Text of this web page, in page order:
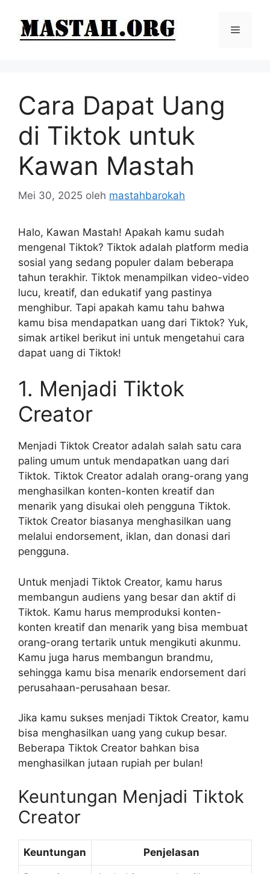
Menu
Cara Dapat Uang
di Tiktok untuk
Kawan Mastah
Mei 30, 2025 oleh mastahbarokah
Halo, Kawan Mastah! Apakah kamu sudah
mengenal Tiktok? Tiktok adalah platform media
sosial yang sedang populer dalam beberapa
tahun terakhir. Tiktok menampilkan video-video
lucu, kreatif, dan edukatif yang pastinya
menghibur. Tapi apakah kamu tahu bahwa
kamu bisa mendapatkan uang dari Tiktok? Yuk,
simak artikel berikut ini untuk mengetahui cara
dapat uang di Tiktok!
1. Menjadi Tiktok
Creator
Menjadi Tiktok Creator adalah salah satu cara
paling umum untuk mendapatkan uang dari
Tiktok. Tiktok Creator adalah orang-orang yang
menghasilkan konten-konten kreatif dan
menarik yang disukai oleh pengguna Tiktok.
Tiktok Creator biasanya menghasilkan uang
melalui endorsement, iklan, dan donasi dari
pengguna.
Untuk menjadi Tiktok Creator, kamu harus
membangun audiens yang besar dan aktif di
Tiktok. Kamu harus memproduksi konten-
konten kreatif dan menarik yang bisa membuat
orang-orang tertarik untuk mengikuti akunmu.
Kamu juga harus membangun brandmu,
sehingga kamu bisa menarik endorsement dari
perusahaan-perusahaan besar.
Jika kamu sukses menjadi Tiktok Creator, kamu
bisa menghasilkan uang yang cukup besar.
Beberapa Tiktok Creator bahkan bisa
menghasilkan jutaan rupiah per bulan!
Keuntungan Menjadi Tiktok
Creator
Keuntungan Penjelasan